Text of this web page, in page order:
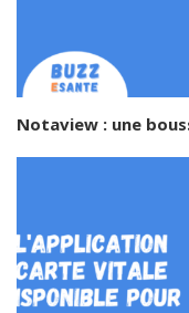
Notaview : une